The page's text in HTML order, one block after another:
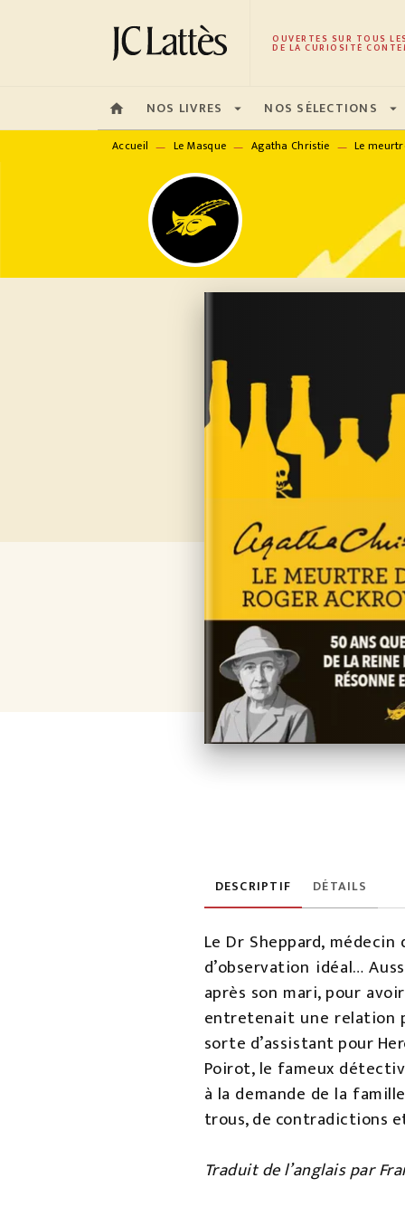
MENU RECHERCHE CONTENU
OUVERTES SUR TOUS
DE LA CURIOSITÉ
home NOS LIVRES arrow_drop_down NOS SÉLECTIONS arrow_drop_down
Accueil — Le Masque — Agatha Christie — Le
DESCRIPTIF DÉTAILS
Le Dr Sheppard,
d’observation idéal…
après son mari, pour
entretenait une relation
sorte d’assistant pour
Poirot, le fameux
à la demande de la
trous, de contradictions
Traduit de l’anglais par